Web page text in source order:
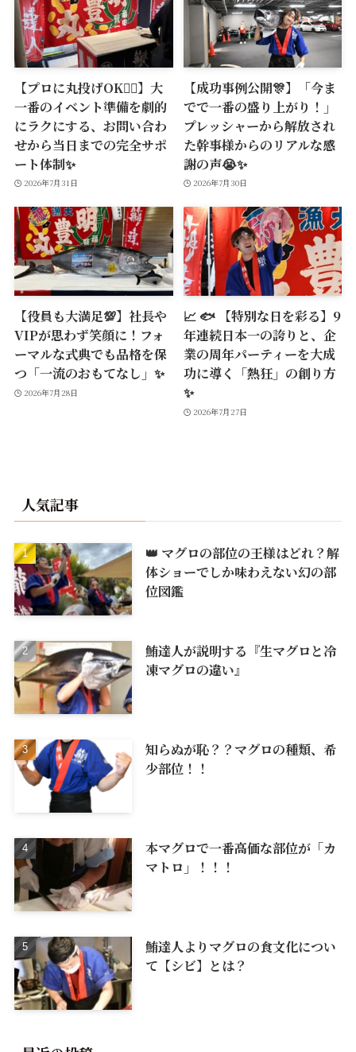
【プロに丸投げOK🙆‍♂️】大
一番のイベント準備を劇的
にラクにする、お問い合わ
せから当日までの完全サポ
ート体制✨
2026年7月31日
【成功事例公開🎊】「今ま
でで一番の盛り上がり！」
プレッシャーから解放され
た幹事様からのリアルな感
謝の声😭✨
2026年7月30日
【役員も大満足💯】社長や
VIPが思わず笑顔に！フォ
ーマルな式典でも品格を保
つ「一流のおもてなし」✨
2026年7月28日
📈 🐟 【特別な日を彩る】9
年連続日本一の誇りと、企
業の周年パーティーを大成
功に導く「熱狂」の創り方
✨
2026年7月27日
人気記事
👑 マグロの部位の王様はどれ？解
体ショーでしか味わえない幻の部
位図鑑
鮪達人が説明する『生マグロと冷
凍マグロの違い』
知らぬが恥？？マグロの種類、希
少部位！！
本マグロで一番高価な部位が「カ
マトロ」！！！
鮪達人よりマグロの食文化につい
て【シビ】とは？